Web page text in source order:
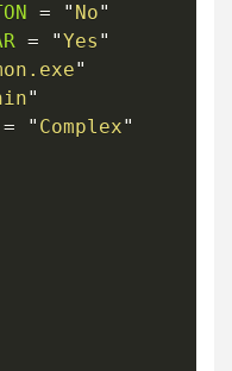
= " No"
= "Yes "
"
"
= " Complex"